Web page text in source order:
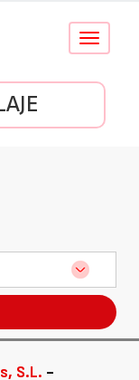
Conmutar
S.L. -